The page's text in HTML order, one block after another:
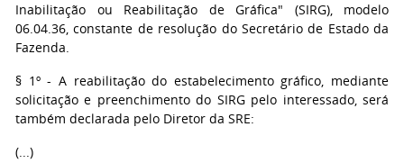
Inabilitação ou Reabilitação de Gráfica" (SIRG), modelo
06.04.36, constante de resolução do Secretário de Estado da
Fazenda.
§ 1º - A reabilitação do estabelecimento gráfico, mediante
solicitação e preenchimento do SIRG pelo interessado, será
também declarada pelo Diretor da SRE:
(...)